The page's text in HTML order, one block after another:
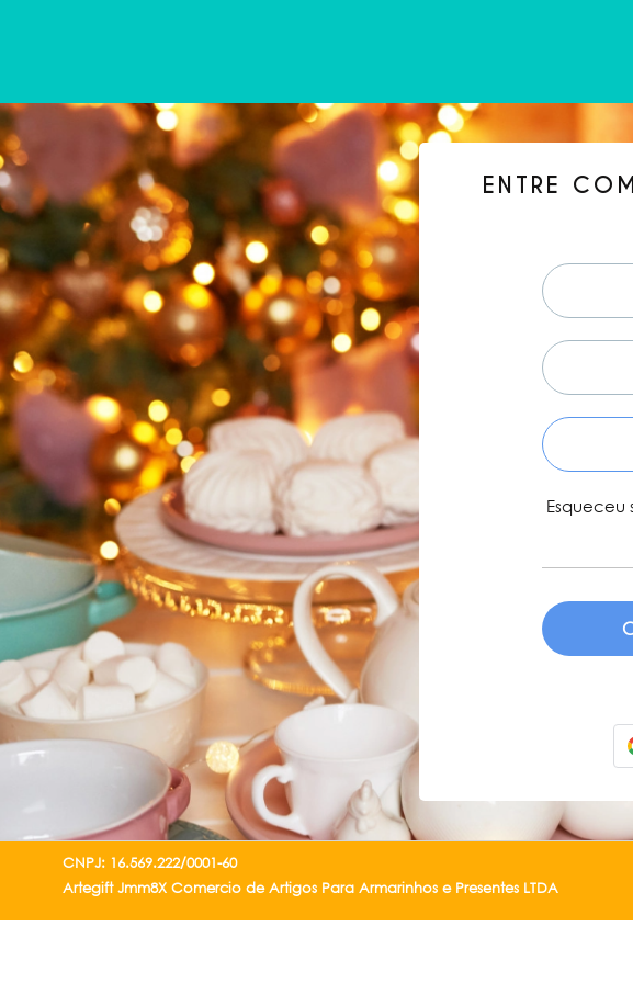
ENTRE
Esqueceu
CNPJ: 16.569.222/0001-60
Artegift Jmm8X Comercio de Artigos Para Armarinhos e Presentes LTDA